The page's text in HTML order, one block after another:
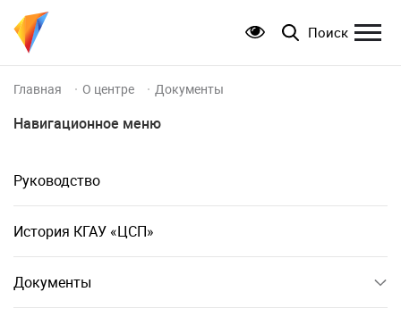
Поиск
Главная О центре Документы
Навигационное меню
Руководство
История КГАУ «ЦСП»
Документы